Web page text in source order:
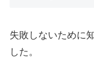
失敗しないために
した。